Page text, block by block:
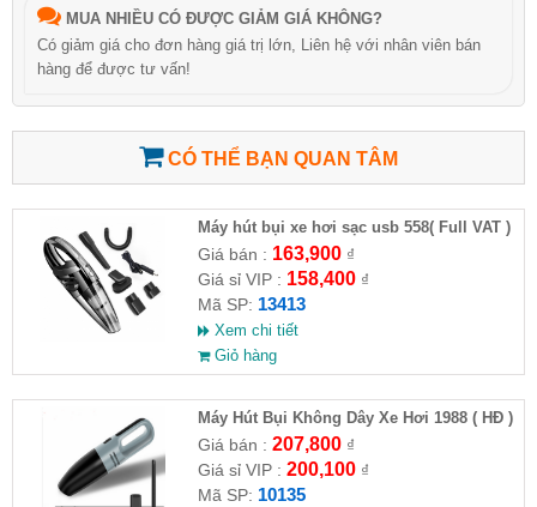
MUA NHIỀU CÓ ĐƯỢC GIẢM GIÁ KHÔNG?
Có giảm giá cho đơn hàng giá trị lớn, Liên hệ với nhân viên bán
hàng để được tư vấn!
CÓ THỂ BẠN QUAN TÂM
Máy hút bụi xe hơi sạc usb 558( Full VAT )
Giá bán : 163,900₫
Giá sỉ VIP : 158,400₫
Mã SP: 13413
Xem chi tiết
Giỏ hàng
Máy Hút Bụi Không Dây Xe Hơi 1988 ( HĐ )
Giá bán : 207,800₫
Giá sỉ VIP : 200,100₫
Mã SP: 10135